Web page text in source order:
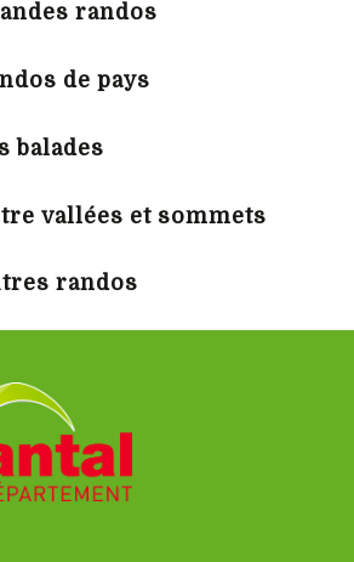
randos
de pays
balades
vallées et sommets
randos